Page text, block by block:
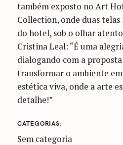
também exposto no Art
Collection, onde duas
do hotel, sob o olhar
Cristina Leal: “É uma
dialogando com a
transformar o ambiente
estética viva, onde a arte
detalhe!”
CATEGORIAS
Sem categoria